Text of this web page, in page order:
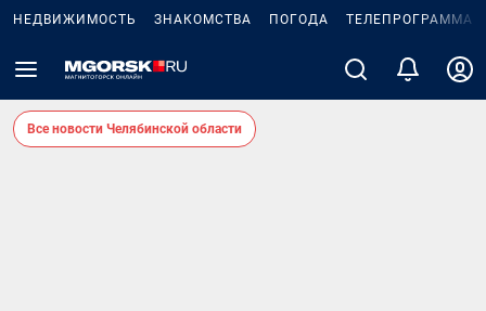
НЕДВИЖИМОСТЬ ЗНАКОМСТВА ПОГОДА ТЕЛЕПРОГРАММА
Все новости Челябинской области